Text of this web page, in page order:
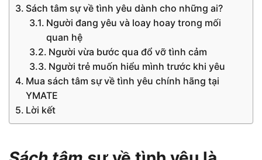
Sách tâm sự về tình yêu dành cho những ai?
Người đang yêu và loay hoay trong mối
quan hệ
Người vừa bước qua đổ vỡ tình cảm
Người trẻ muốn hiểu mình trước khi yêu
Mua sách tâm sự về tình yêu chính hãng tại
YMATE
Lời kết